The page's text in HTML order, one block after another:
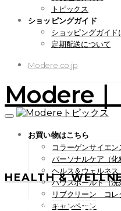
トピックス
ショッピングガイド
ショッピングガイド
定期配送について
Modere.co.jp
Modere｜
お買い物はこちら
コラーゲンサイエン
パーソナルケア（化
ヘルス＆ウェルネス
ハウスホールド（洗
リブクリーン コレ
キャンペーン
HEALTH &
今月の美味